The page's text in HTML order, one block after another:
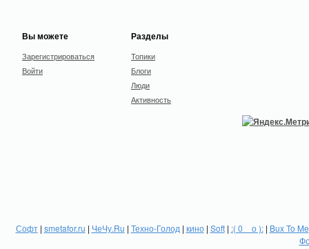
Вы можете
Зарегистрироваться
Войти
Разделы
Топики
Блоги
Люди
Активность
Софт| smetafor.ru | ЧеЧу.Ru | Техно-Голод | кино| Soft| :( 0 _ о ):| Bux To Me